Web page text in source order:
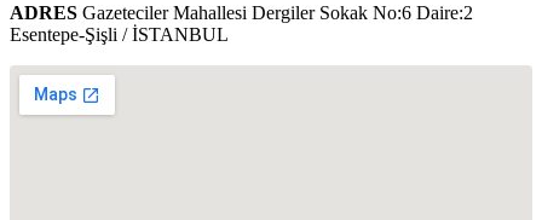
ADRES Gazeteciler Mahallesi Dergiler Sokak No:6 Daire:2
Esentepe-Şişli / İSTANBUL